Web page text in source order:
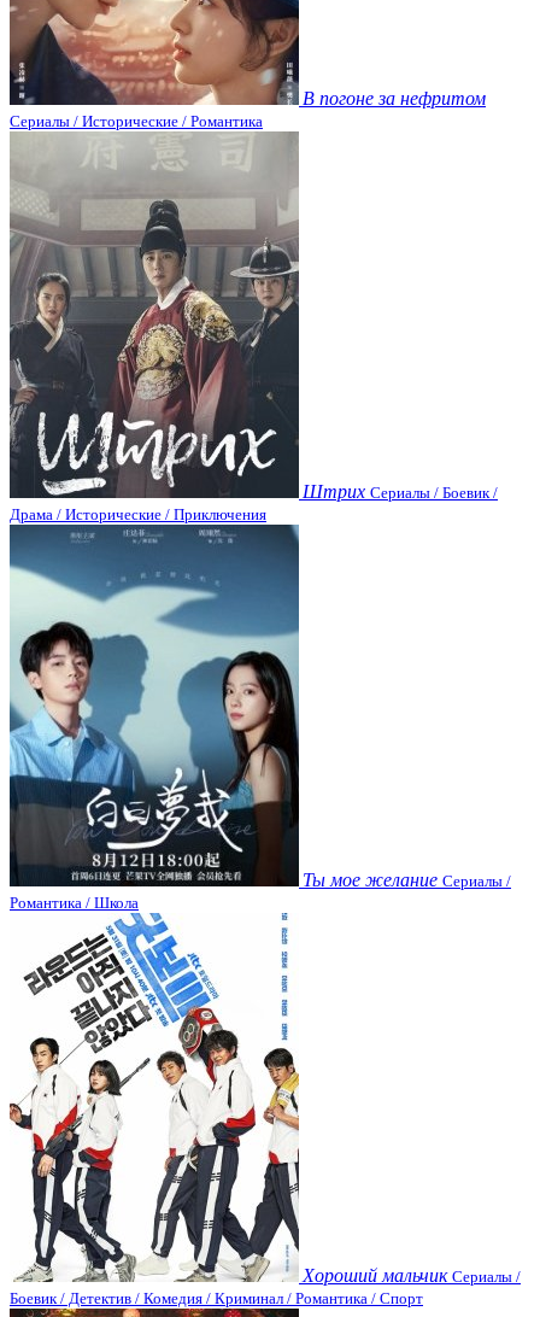
В погоне за нефритом
Сериалы / Исторические / Романтика
Штрих Сериалы / Боевик /
Драма / Исторические / Приключения
Ты мое желание Сериалы /
Романтика / Школа
Хороший мальчик Сериалы /
Боевик / Детектив / Комедия / Криминал / Романтика / Спорт